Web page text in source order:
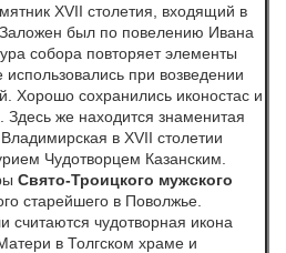
XVII столетия, входящий в
был по повелению Ивана
собора повторяет элементы
использовались при возведении
Хорошо сохранились иконостас и
же находится знаменитая
в XVII столетии
Чудотворцем Казанским.
Свято-Троицкого мужского
старейшего в Поволжье.
считаются чудотворная икона
в Толгском храме и